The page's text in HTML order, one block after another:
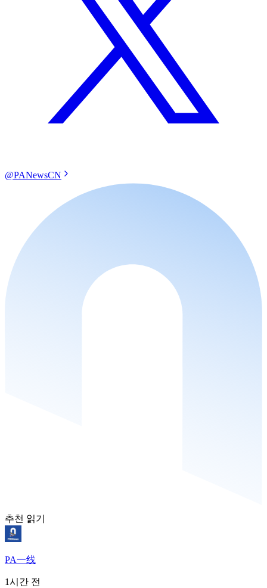
@PANewsCN
추천 읽기
PA一线
1시간 전